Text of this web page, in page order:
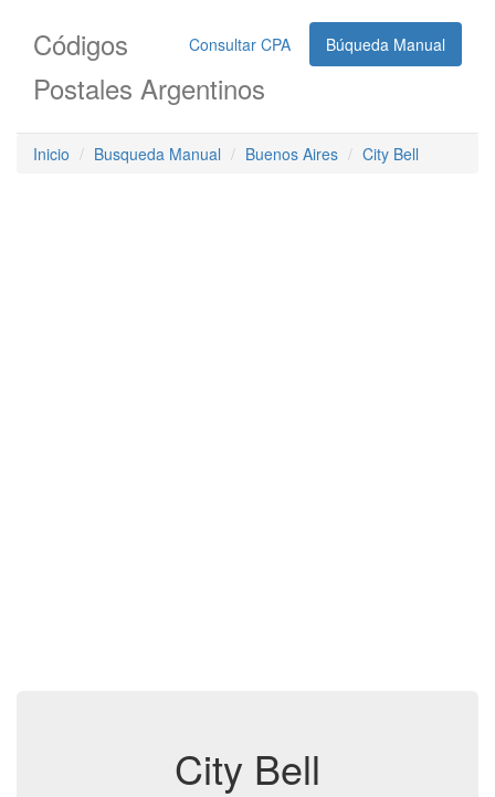
Consultar CPA Búqueda Manual
Códigos
Postales Argentinos
Inicio Busqueda Manual Buenos Aires City Bell
City Bell